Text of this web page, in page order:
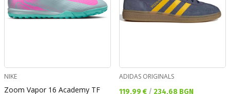
NIKE
Zoom Vapor 16 Academy TF
ADIDAS ORIGINALS
Текуща цена:
119,99 € / 234,68 BGN